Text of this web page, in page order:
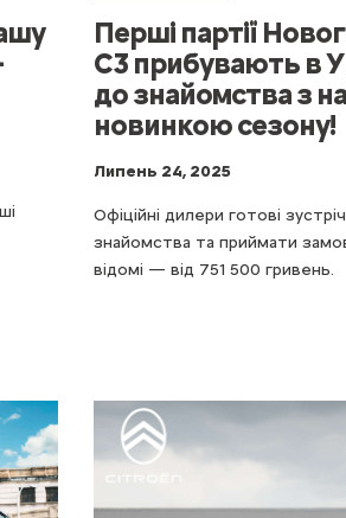
Перші партії
C3 прибувають в
до знайомства з
новинкою сезону!
Липень 24, 2025
Офіційні дилери готові
знайомства та приймати
відомі — від 751 500 гривень.